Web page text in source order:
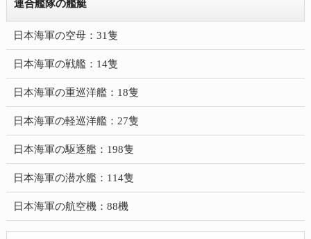
連合艦隊の艦艇
日本海軍の空母：31隻
日本海軍の戦艦：14隻
日本海軍の重巡洋艦：18隻
日本海軍の軽巡洋艦：27隻
日本海軍の駆逐艦：198隻
日本海軍の潜水艦：114隻
日本海軍の航空機：88機